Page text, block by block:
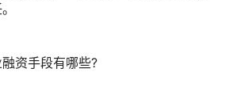
资手段有哪些?